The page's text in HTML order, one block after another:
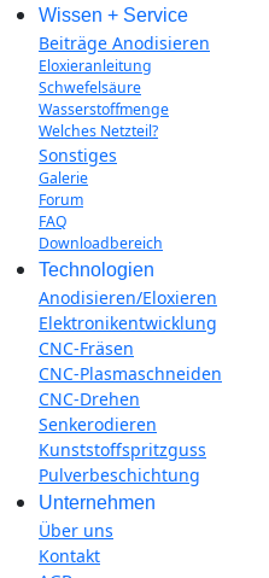
Wissen + Service
Beiträge Anodisieren
Eloxieranleitung
Schwefelsäure
Wasserstoffmenge
Welches Netzteil?
Sonstiges
Galerie
Forum
FAQ
Downloadbereich
Technologien
Anodisieren/Eloxieren
Elektronikentwicklung
CNC-Fräsen
CNC-Plasmaschneiden
CNC-Drehen
Senkerodieren
Kunststoffspritzguss
Pulverbeschichtung
Unternehmen
Über uns
Kontakt